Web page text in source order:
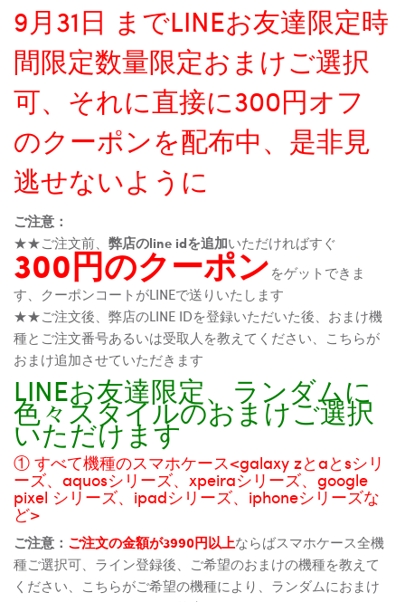
9月31日 までLINEお友達限定時
間限定数量限定おまけご選択
可、それに直接に300円オフ
のクーポンを配布中、是非見
逃せないように
ご注意：
★★ご注文前、 弊店のline idを追加いただければすぐ
300円のクーポンをゲットできま
す、クーポンコートがLINEで送りいたします
★★ご注文後、弊店のLINE IDを登録いただいた後、おまけ機
種とご注文番号あるいは受取人を教えてください、こちらが
おまけ追加させていただきます
LINEお友達限定、ランダムに
色々スタイルのおまけご選択
いただけます
① すべて機種のスマホケース<galaxy zとaとsシリ
ーズ、aquosシリーズ、xpeiraシリーズ、google
pixel シリーズ、ipadシリーズ、iphoneシリーズな
ど>
ご注意： ご注文の金額が3990円以上ならばスマホケース全機
種ご選択可、ライン登録後、ご希望のおまけの機種を教えて
ください、こちらがご希望の機種により、ランダムにおまけ